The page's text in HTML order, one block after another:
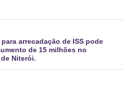
arrecadação de ISS pode
de 15 milhões no
Niterói.